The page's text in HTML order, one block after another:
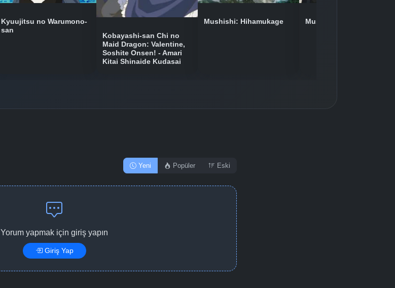
Kyuujitsu no Warumono-
san
Kobayashi-san Chi no
Maid Dragon: Valentine,
Soshite Onsen! - Amari
Kitai Shinaide Kudasai
Mushishi: Hihamukage Mushishi
Yeni Popüler Eski
Yorum yapmak için giriş yapın
Giriş Yap